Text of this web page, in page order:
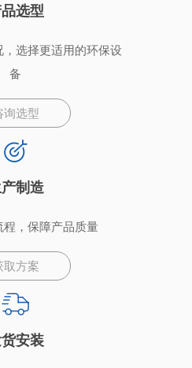
品选型
选择更适用的环保设
备
询选型
制造
程，保障产品质量
取方案
安装